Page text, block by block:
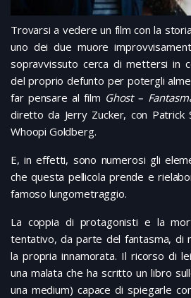
Trovarsi a vedere un film con la
uno dei due muore
sopravvissuto cerca di mettersi in
del proprio defunto per potergli
far pensare al film Ghost –
diretto da Jerry Zucker, con Patrick
Whoopi Goldberg.
E, in effetti, sono numerosi gli
che questa pellicola prende e
famoso lungometraggio.
La coppia di protagonisti e la
tentativo, da parte del fantasma, di
la propria innamorata. Il ricorso di
una malata che ha scritto un libro
una medium) capace di spiegarle